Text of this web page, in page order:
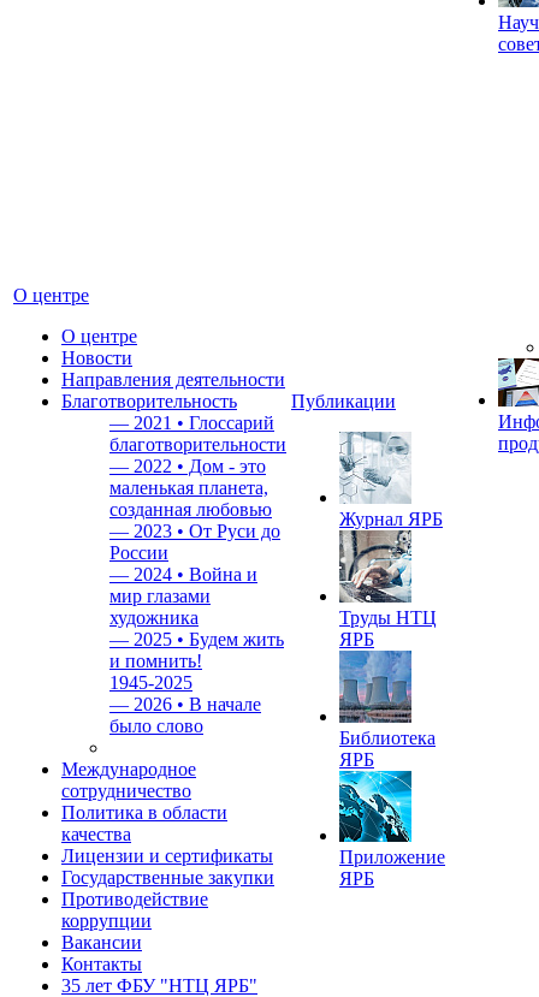
О центре
О центре
Новости
Направления деятельности
Благотворительность
— 2021 • Глоссарий
благотворительности
— 2022 • Дом - это
маленькая планета,
созданная любовью
— 2023 • От Руси до
России
— 2024 • Война и
мир глазами
художника
— 2025 • Будем жить
и помнить!
1945-2025
— 2026 • В начале
было слово
Международное
сотрудничество
Политика в области
качества
Лицензии и сертификаты
Государственные закупки
Противодействие
коррупции
Вакансии
Контакты
35 лет ФБУ "НТЦ ЯРБ"
Публикации
Журнал ЯРБ
Труды НТЦ
ЯРБ
Библиотека
ЯРБ
Приложение
ЯРБ